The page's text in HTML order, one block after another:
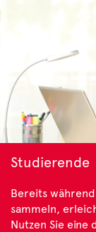
Studierende
Bereits
sammeln,
Nutzen Sie eine